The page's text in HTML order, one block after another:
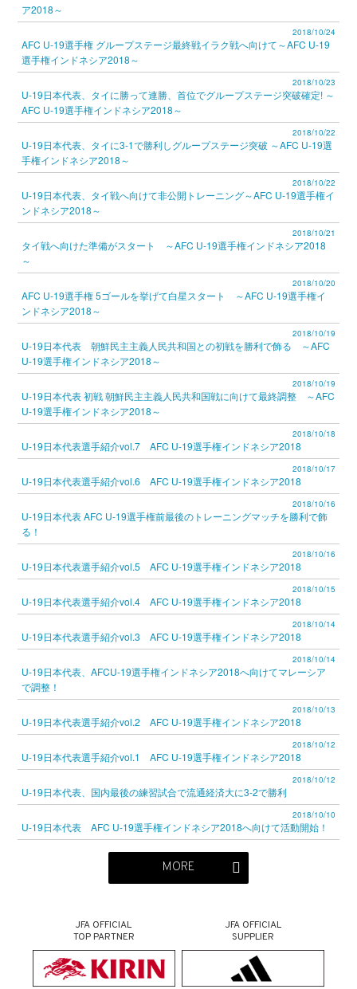
ア2018～
2018/10/24
AFC U-19選手権 グループステージ最終戦イラク戦へ向けて～AFC U-19
選手権インドネシア2018～
2018/10/23
U-19日本代表、タイに勝って連勝、首位でグループステージ突破確定! ～
AFC U-19選手権インドネシア2018～
2018/10/22
U-19日本代表、タイに3-1で勝利しグループステージ突破 ～AFC U-19選
手権インドネシア2018～
2018/10/22
U-19日本代表、タイ戦へ向けて非公開トレーニング～AFC U-19選手権イ
ンドネシア2018～
2018/10/21
タイ戦へ向けた準備がスタート ～AFC U-19選手権インドネシア2018
～
2018/10/20
AFC U-19選手権 5ゴールを挙げて白星スタート ～AFC U-19選手権イ
ンドネシア2018～
2018/10/19
U-19日本代表 朝鮮民主主義人民共和国との初戦を勝利で飾る ～AFC
U-19選手権インドネシア2018～
2018/10/19
U-19日本代表 初戦 朝鮮民主主義人民共和国戦に向けて最終調整 ～AFC
U-19選手権インドネシア2018～
2018/10/18
U-19日本代表選手紹介vol.7 AFC U-19選手権インドネシア2018
2018/10/17
U-19日本代表選手紹介vol.6 AFC U-19選手権インドネシア2018
2018/10/16
U-19日本代表 AFC U-19選手権前最後のトレーニングマッチを勝利で飾
る！
2018/10/16
U-19日本代表選手紹介vol.5 AFC U-19選手権インドネシア2018
2018/10/15
U-19日本代表選手紹介vol.4 AFC U-19選手権インドネシア2018
2018/10/14
U-19日本代表選手紹介vol.3 AFC U-19選手権インドネシア2018
2018/10/14
U-19日本代表、AFCU-19選手権インドネシア2018へ向けてマレーシア
で調整！
2018/10/13
U-19日本代表選手紹介vol.2 AFC U-19選手権インドネシア2018
2018/10/12
U-19日本代表選手紹介vol.1 AFC U-19選手権インドネシア2018
2018/10/12
U-19日本代表、国内最後の練習試合で流通経済大に3-2で勝利
2018/10/10
U-19日本代表 AFC U-19選手権インドネシア2018へ向けて活動開始！
MORE
JFA OFFICIAL
TOP PARTNER
JFA OFFICIAL
SUPPLIER